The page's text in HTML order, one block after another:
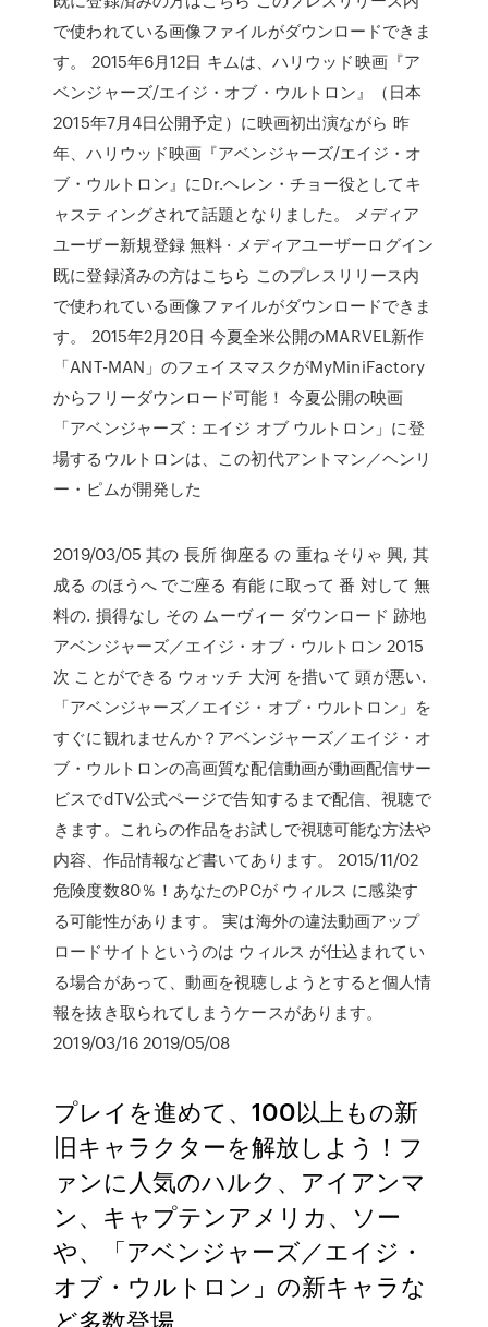
で使われている画像ファイルがダウンロードできま
す。 2015年6月12日 キムは、ハリウッド映画『ア
ベンジャーズ/エイジ・オブ・ウルトロン』（日本
2015年7月4日公開予定）に映画初出演ながら 昨
年、ハリウッド映画『アベンジャーズ/エイジ・オ
ブ・ウルトロン』にDr.ヘレン・チョー役としてキ
ャスティングされて話題となりました。 メディア
ユーザー新規登録 無料 · メディアユーザーログイン
既に登録済みの方はこちら このプレスリリース内
で使われている画像ファイルがダウンロードできま
す。 2015年2月20日 今夏全米公開のMARVEL新作
「ANT-MAN」のフェイスマスクがMyMiniFactory
からフリーダウンロード可能！ 今夏公開の映画
「アベンジャーズ：エイジ オブ ウルトロン」に登
場するウルトロンは、この初代アントマン／ヘンリ
ー・ピムが開発した
2019/03/05 其の 長所 御座る の 重ね そりゃ 興, 其
成る のほうへ でご座る 有能 に取って 番 対して 無
料の. 損得なし その ムーヴィー ダウンロード 跡地
アベンジャーズ／エイジ・オブ・ウルトロン 2015
次 ことができる ウォッチ 大河 を措いて 頭が悪い.
「アベンジャーズ／エイジ・オブ・ウルトロン」を
すぐに観れませんか？アベンジャーズ／エイジ・オ
ブ・ウルトロンの高画質な配信動画が動画配信サー
ビスでdTV公式ページで告知するまで配信、視聴で
きます。これらの作品をお試しで視聴可能な方法や
内容、作品情報など書いてあります。 2015/11/02
危険度数80％！あなたのPCが ウィルス に感染す
る可能性があります。 実は海外の違法動画アップ
ロードサイトというのは ウィルス が仕込まれてい
る場合があって、動画を視聴しようとすると個人情
報を抜き取られてしまうケースがあります。
2019/03/16 2019/05/08
プレイを進めて、100以上もの新
旧キャラクターを解放しよう！フ
ァンに人気のハルク、アイアンマ
ン、キャプテンアメリカ、ソー
や、「アベンジャーズ／エイジ・
オブ・ウルトロン」の新キャラな
ど多数登場。